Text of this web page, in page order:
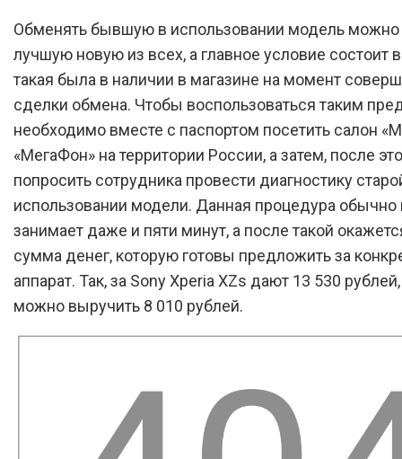
Обменять бывшую в использовании модель
лучшую новую из всех, а главное условие состоит
такая была в наличии в магазине на момент
сделки обмена. Чтобы воспользоваться таким
необходимо вместе с паспортом посетить салон
«МегаФон» на территории России, а затем, после
попросить сотрудника провести диагностику
использовании модели. Данная процедура обычно
занимает даже и пяти минут, а после такой
сумма денег, которую готовы предложить за
аппарат. Так, за Sony Xperia XZs дают 13 530 рублей,
можно выручить 8 010 рублей.